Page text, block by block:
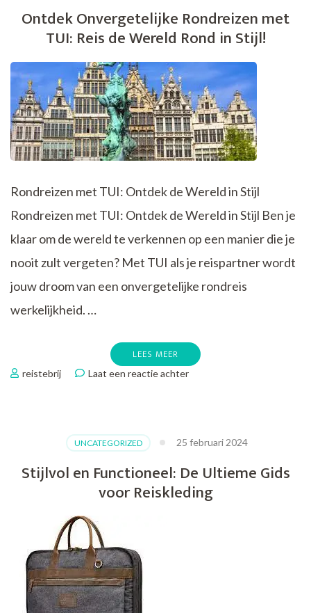
Single
Reizen
Solo
Avonturiers
Ontdek Onvergetelijke Rondreizen met
TUI: Reis de Wereld Rond in Stijl!
Rondreizen met TUI: Ontdek de Wereld in Stijl
Rondreizen met TUI: Ontdek de Wereld in Stijl Ben je
klaar om de wereld te verkennen op een manier die je
nooit zult vergeten? Met TUI als je reispartner wordt
jouw droom van een onvergetelijke rondreis
werkelijkheid. …
LEES MEER
reistebrij Laat een reactie achterop
TUI:
de
Wereld
Rond
UNCATEGORIZED 25 februari 2024
Stijlvol en Functioneel: De Ultieme Gids
voor Reiskleding